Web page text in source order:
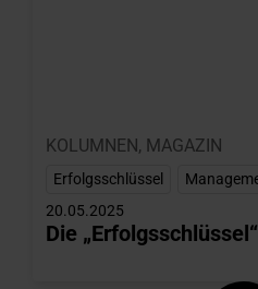
KOLUMNEN, MAGAZIN
Erfolgsschlüssel
20.05.2025
Die „Erfolgsschlüssel“